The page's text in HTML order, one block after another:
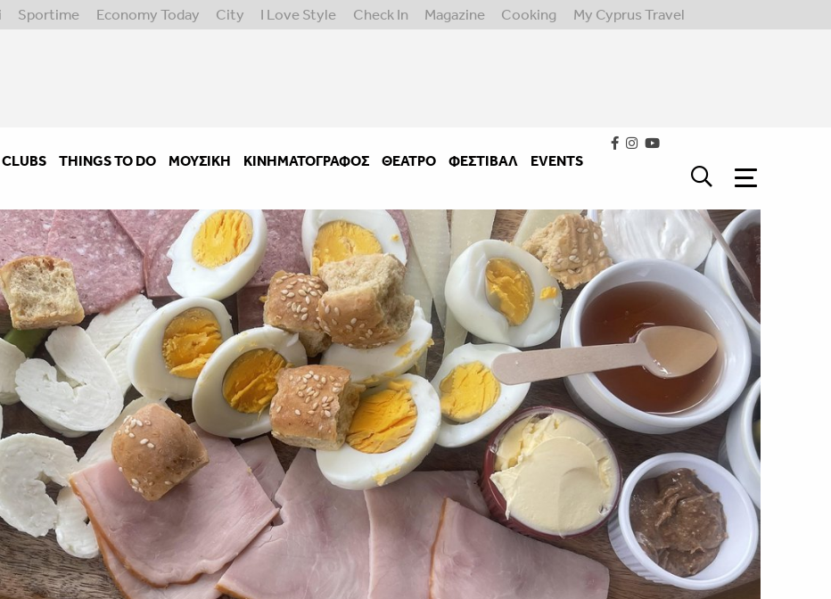
Sportime Economy Today City I Love Style Check In Magazine Cooking My Cyprus Travel
THINGS TO DO ΜΟΥΣΙΚΉ ΚΙΝΗΜΑΤΟΓΡΆΦΟΣ ΘΈΑΤΡΟ ΦΕΣΤΙΒΑΛ
EVENTS